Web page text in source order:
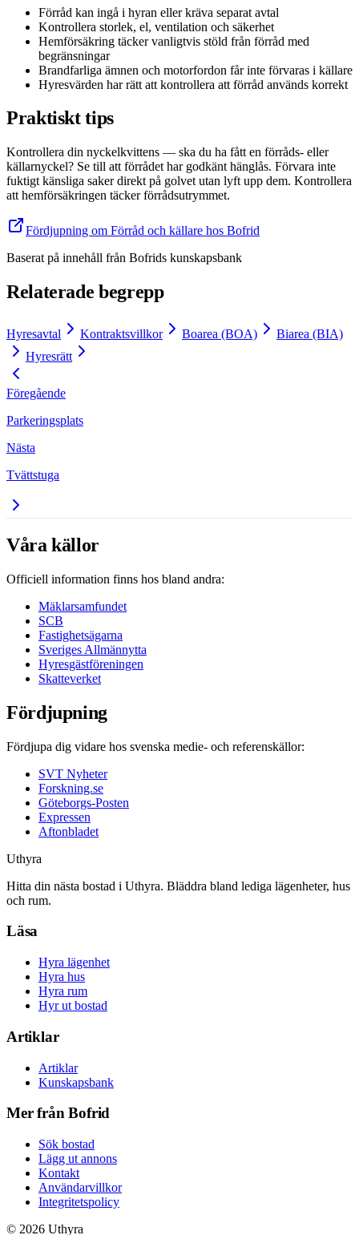
Förråd kan ingå i hyran eller kräva separat avtal
Kontrollera storlek, el, ventilation och säkerhet
Hemförsäkring täcker vanligtvis stöld från förråd med
begränsningar
Brandfarliga ämnen och motorfordon får inte förvaras i källare
Hyresvärden har rätt att kontrollera att förråd används korrekt
Praktiskt tips
Kontrollera din nyckelkvittens — ska du ha fått en förråds- eller
källarnyckel? Se till att förrådet har godkänt hänglås. Förvara inte
fuktigt känsliga saker direkt på golvet utan lyft upp dem. Kontrollera
att hemförsäkringen täcker förrådsutrymmet.
Fördjupning om Förråd och källare hos Bofrid
Baserat på innehåll från Bofrids kunskapsbank
Relaterade begrepp
Hyresavtal Kontraktsvillkor Boarea (BOA)
Biarea (BIA)
Hyresrätt
Föregående
Parkeringsplats
Nästa
Tvättstuga
Våra källor
Officiell information finns hos bland andra:
Mäklarsamfundet
SCB
Fastighetsägarna
Sveriges Allmännytta
Hyresgästföreningen
Skatteverket
Fördjupning
Fördjupa dig vidare hos svenska medie- och referenskällor:
SVT Nyheter
Forskning.se
Göteborgs-Posten
Expressen
Aftonbladet
Uthyra
Hitta din nästa bostad i Uthyra. Bläddra bland lediga lägenheter, hus
och rum.
Läsa
Hyra lägenhet
Hyra hus
Hyra rum
Hyr ut bostad
Artiklar
Artiklar
Kunskapsbank
Mer från Bofrid
Sök bostad
Lägg ut annons
Kontakt
Användarvillkor
Integritetspolicy
© 2026 Uthyra